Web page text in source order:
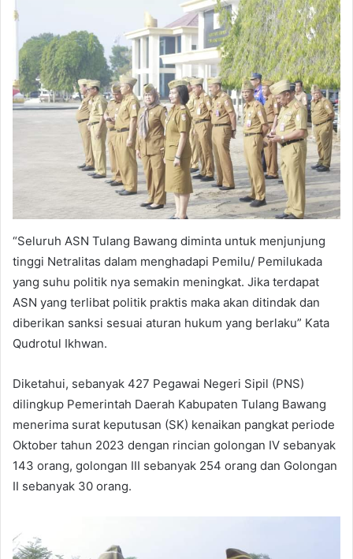
“Seluruh ASN Tulang Bawang diminta untuk menjunjung
tinggi Netralitas dalam menghadapi Pemilu/ Pemilukada
yang suhu politik nya semakin meningkat. Jika terdapat
ASN yang terlibat politik praktis maka akan ditindak dan
diberikan sanksi sesuai aturan hukum yang berlaku” Kata
Qudrotul Ikhwan.
Diketahui, sebanyak 427 Pegawai Negeri Sipil (PNS)
dilingkup Pemerintah Daerah Kabupaten Tulang Bawang
menerima surat keputusan (SK) kenaikan pangkat periode
Oktober tahun 2023 dengan rincian golongan IV sebanyak
143 orang, golongan III sebanyak 254 orang dan Golongan
II sebanyak 30 orang.